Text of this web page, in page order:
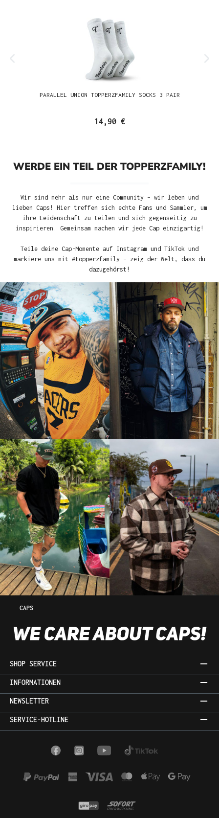
PARALLEL UNION TOPPERZFAMILY SOCKS 3 PAIR
14,90 €
WERDE EIN TEIL DER TOPPERZFAMILY!
Wir sind mehr als nur eine Community – wir leben und
lieben Caps! Hier treffen sich echte Fans und Sammler, um
ihre Leidenschaft zu teilen und sich gegenseitig zu
inspirieren. Gemeinsam machen wir jede Cap einzigartig!
Teile deine Cap-Momente auf Instagram und TikTok und
markiere uns mit #topperzfamily – zeig der Welt, dass du
dazugehörst!
CAPS
SHOP SERVICE
INFORMATIONEN
NEWSLETTER
SERVICE-HOTLINE